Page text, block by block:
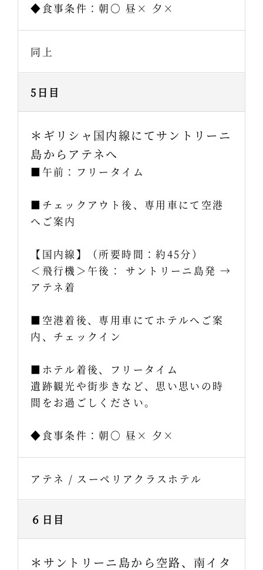
◆食事条件：朝〇 昼× 夕×
同上
5日目
＊ギリシャ国内線にてサントリーニ
島からアテネへ
■午前：フリータイム
■チェックアウト後、専用車にて空港
へご案内
【国内線】（所要時間：約45分）
＜飛行機＞午後： サントリーニ島発 →
アテネ着
■空港着後、専用車にてホテルへご案
内、チェックイン
■ホテル着後、フリータイム
遺跡観光や街歩きなど、思い思いの時
間をお過ごしください。
◆食事条件：朝〇 昼× 夕×
アテネ / スーペリアクラスホテル
６日目
＊サントリーニ島から空路、南イタ